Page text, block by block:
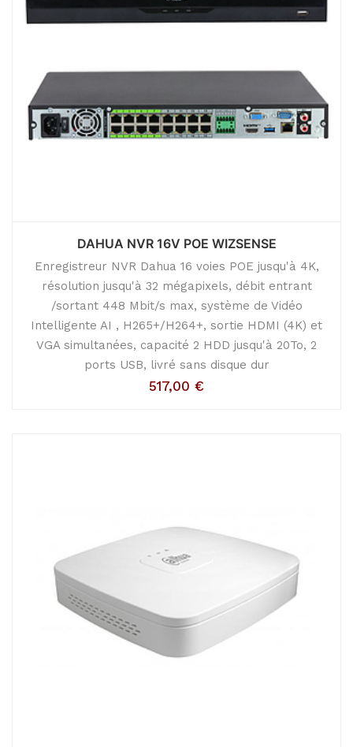
DAHUA NVR 16V POE WIZSENSE
Enregistreur NVR Dahua 16 voies POE jusqu'à 4K,
résolution jusqu'à 32 mégapixels, débit entrant
/sortant 448 Mbit/s max, système de Vidéo
Intelligente AI , H265+/H264+, sortie HDMI (4K) et
VGA simultanées, capacité 2 HDD jusqu'à 20To, 2
ports USB, livré sans disque dur
517,00 €